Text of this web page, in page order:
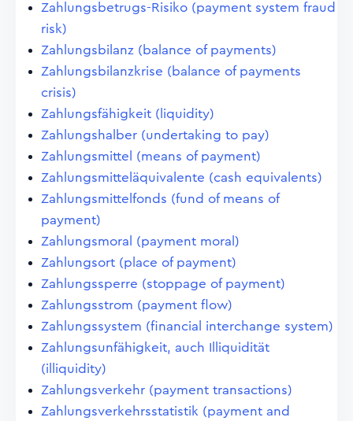
Zahlungsbetrugs-Risiko (payment system fraud
risk)
Zahlungsbilanz (balance of payments)
Zahlungsbilanzkrise (balance of payments
crisis)
Zahlungsfähigkeit (liquidity)
Zahlungshalber (undertaking to pay)
Zahlungsmittel (means of payment)
Zahlungsmitteläquivalente (cash equivalents)
Zahlungsmittelfonds (fund of means of
payment)
Zahlungsmoral (payment moral)
Zahlungsort (place of payment)
Zahlungssperre (stoppage of payment)
Zahlungsstrom (payment flow)
Zahlungssystem (financial interchange system)
Zahlungsunfähigkeit, auch Illiquidität
(illiquidity)
Zahlungsverkehr (payment transactions)
Zahlungsverkehrsstatistik (payment and